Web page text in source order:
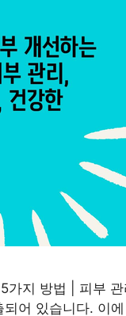
가지 방법 | 피부
어 있습니다. 이